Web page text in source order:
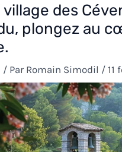
village des
plongez au
/ Par Romain Simodil /11